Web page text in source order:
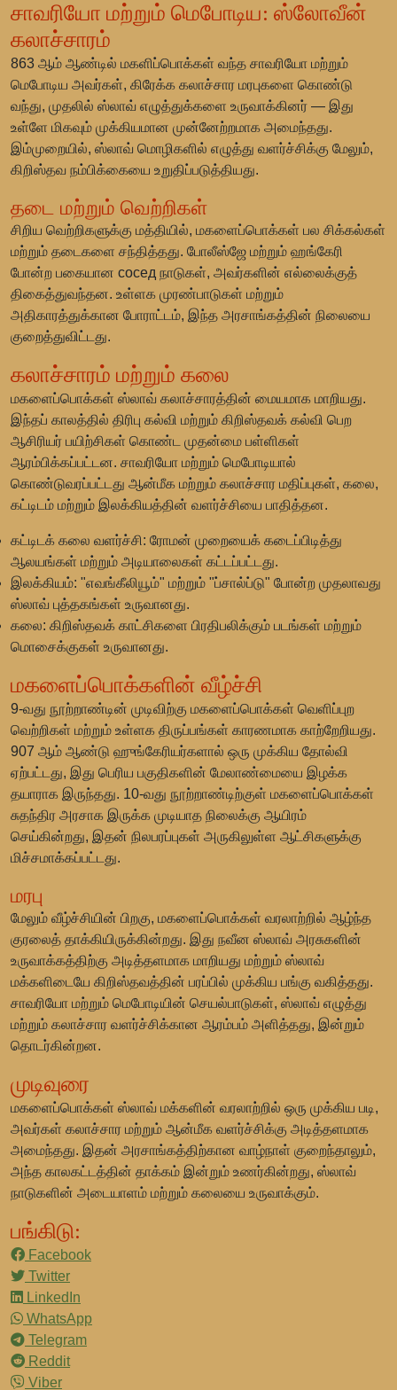
சாவரியோ மற்றும் மெபோடிய: ஸ்லோவீன்
கலாச்சாரம்
863 ஆம் ஆண்டில் மகளிப்பொக்கள் வந்த சாவரியோ மற்றும்
மெபோடிய அவர்கள், கிரேக்க கலாச்சார மரபுகளை கொண்டு
வந்து, முதலில் ஸ்லாவ் எழுத்துக்களை உருவாக்கினர் — இது
உள்ளே மிகவும் முக்கியமான முன்னேற்றமாக அமைந்தது.
இம்முறையில், ஸ்லாவ் மொழிகளில் எழுத்து வளர்ச்சிக்கு மேலும்,
கிறிஸ்தவ நம்பிக்கையை உறுதிப்படுத்தியது.
தடை மற்றும் வெற்றிகள்
சிறிய வெற்றிகளுக்கு மத்தியில், மகளைப்பொக்கள் பல சிக்கல்கள்
மற்றும் தடைகளை சந்தித்தது. போலீஸ்ஜே மற்றும் ஹங்கேரி
போன்ற பகையான сосед நாடுகள், அவர்களின் எல்லைக்குத்
திகைத்துவந்தன. உள்ளக முரண்பாடுகள் மற்றும்
அதிகாரத்துக்கான போராட்டம், இந்த அரசாங்கத்தின் நிலையை
குறைத்துவிட்டது.
கலாச்சாரம் மற்றும் கலை
மகளைப்பொக்கள் ஸ்லாவ் கலாச்சாரத்தின் மையமாக மாறியது.
இந்தப் காலத்தில் திரிபு கல்வி மற்றும் கிறிஸ்தவக் கல்வி பெற
ஆசிரியர் பயிற்சிகள் கொண்ட முதன்மை பள்ளிகள்
ஆரம்பிக்கப்பட்டன. சாவரியோ மற்றும் மெபோடியால்
கொண்டுவரப்பட்டது ஆன்மீக மற்றும் கலாச்சார மதிப்புகள், கலை,
கட்டிடம் மற்றும் இலக்கியத்தின் வளர்ச்சியை பாதித்தன.
கட்டிடக் கலை வளர்ச்சி: ரோமன் முறையைக் கடைப்பிடித்து
ஆலயங்கள் மற்றும் அடியாலைகள் கட்டப்பட்டது.
இலக்கியம்: "எவங்கீலியூம்" மற்றும் "ப்சால்ப்டு" போன்ற முதலாவது
ஸ்லாவ் புத்தகங்கள் உருவானது.
கலை: கிறிஸ்தவக் காட்சிகளை பிரதிபலிக்கும் படங்கள் மற்றும்
மொசைக்குகள் உருவானது.
மகளைப்பொக்களின் வீழ்ச்சி
9-வது நூற்றாண்டின் முடிவிற்கு மகளைப்பொக்கள் வெளிப்புற
வெற்றிகள் மற்றும் உள்ளக திருப்பங்கள் காரணமாக காற்றேறியது.
907 ஆம் ஆண்டு ஹுங்கேரியர்களால் ஒரு முக்கிய தோல்வி
ஏற்பட்டது, இது பெரிய பகுதிகளின் மேலாண்மையை இழக்க
தயாராக இருந்தது. 10-வது நூற்றாண்டிற்குள் மகளைப்பொக்கள்
சுதந்திர அரசாக இருக்க முடியாத நிலைக்கு ஆயிரம்
செய்கின்றது, இதன் நிலபரப்புகள் அருகிலுள்ள ஆட்சிகளுக்கு
மிச்சமாக்கப்பட்டது.
மரபு
மேலும் வீழ்ச்சியின் பிறகு, மகளைப்பொக்கள் வரலாற்றில் ஆழ்ந்த
குரலைத் தாக்கியிருக்கின்றது. இது நவீன ஸ்லாவ் அரசுகளின்
உருவாக்கத்திற்கு அடித்தளமாக மாறியது மற்றும் ஸ்லாவ்
மக்களிடையே கிறிஸ்தவத்தின் பரப்பில் முக்கிய பங்கு வகித்தது.
சாவரியோ மற்றும் மெபோடியின் செயல்பாடுகள், ஸ்லாவ் எழுத்து
மற்றும் கலாச்சார வளர்ச்சிக்கான ஆரம்பம் அளித்தது, இன்றும்
தொடர்கின்றன.
முடிவுரை
மகளைப்பொக்கள் ஸ்லாவ் மக்களின் வரலாற்றில் ஒரு முக்கிய படி,
அவர்கள் கலாச்சார மற்றும் ஆன்மீக வளர்ச்சிக்கு அடித்தளமாக
அமைந்தது. இதன் அரசாங்கத்திற்கான வாழ்நாள் குறைந்தாலும்,
அந்த காலகட்டத்தின் தாக்கம் இன்றும் உணர்கின்றது, ஸ்லாவ்
நாடுகளின் அடையாளம் மற்றும் கலையை உருவாக்கும்.
பங்கிடு:
Facebook
Twitter
LinkedIn
WhatsApp
Telegram
Reddit
Viber